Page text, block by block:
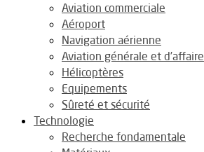
Aviation commerciale
Aéroport
Navigation aérienne
Aviation générale et d’affaire
Hélicoptères
Equipements
Sûreté et sécurité
Technologie
Recherche fondamentale